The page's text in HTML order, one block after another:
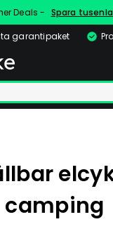
Deals - Spara
garantipaket
camping